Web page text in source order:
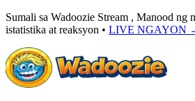
Sumali sa Wadoozie Stream , Manood ng
istatistika at reaksyon • LIVE NGAYON